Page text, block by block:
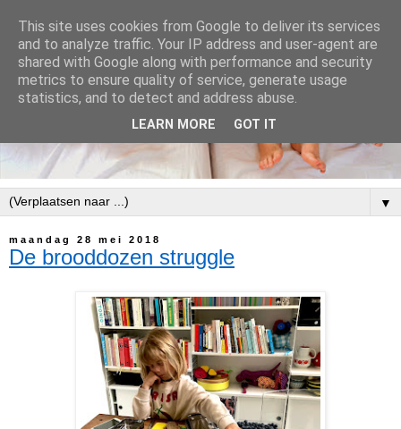
▼
maandag 28 mei 2018
De brooddozen struggle
This site uses cookies from Google to deliver its services
and to analyze traffic. Your IP address and user-agent are
shared with Google along with performance and security
metrics to ensure quality of service, generate usage
statistics, and to detect and address abuse.
LEARN MORE GOT IT